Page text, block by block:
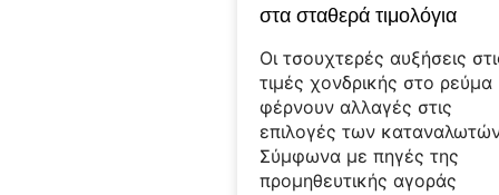
στα σταθερά τιμολόγια
Οι τσουχτερές αυξήσεις
τιμές χονδρικής στο ρεύμα
φέρνουν αλλαγές στις
επιλογές των
Σύμφωνα με πηγές της
προμηθευτικής αγοράς